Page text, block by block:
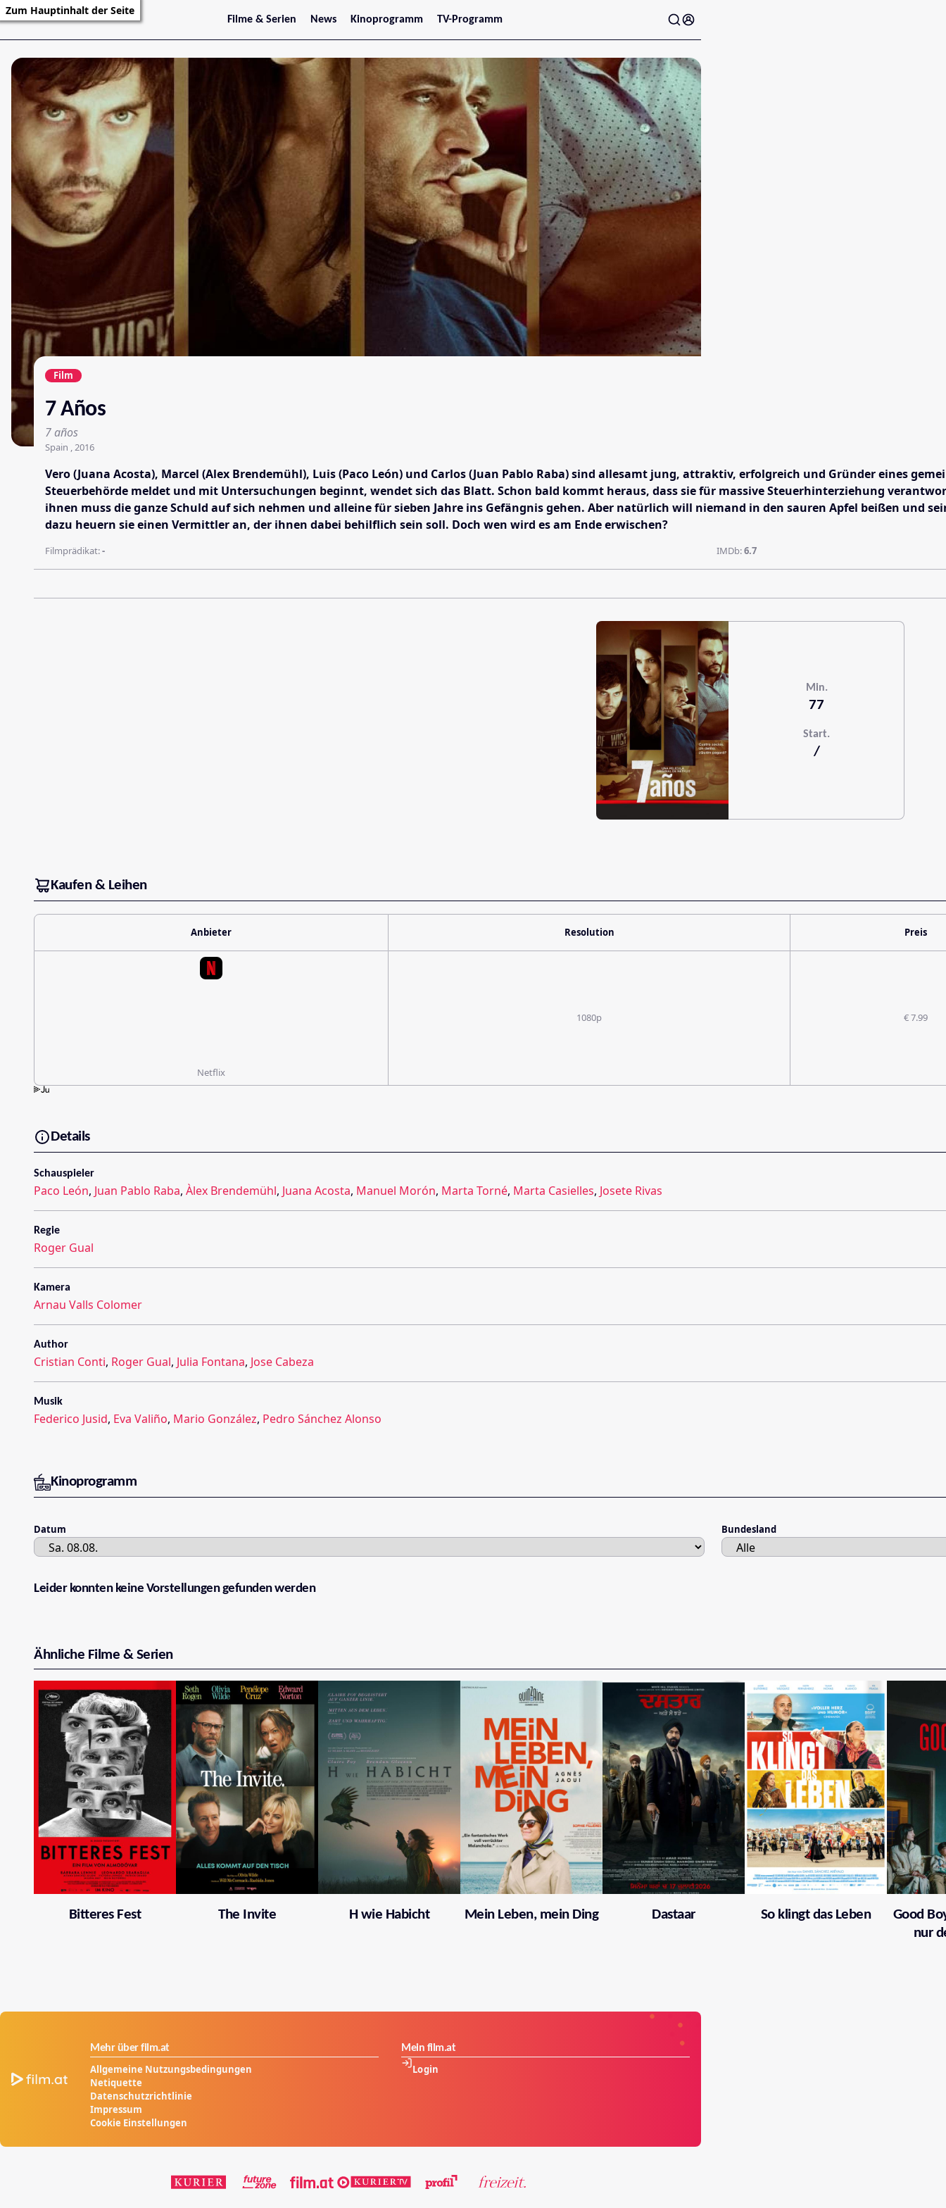
Zum Hauptinhalt der Seite
Filme & Serien
Trailer
Filmarchiv
News
Stars
Kinoprogramm
Jetzt im Kino
Wien
Niederösterreich
Oberösterreich
Burgenland
Kärnten
Tirol
Vorarlberg
TV-Programm
Film
7 Años
7 años
Spain , 2016
Vero (Juana Acosta), Marcel (Alex Brendemühl), Luis (Paco León) und Carlos (Juan Pablo Raba) sind allesamt jung, attraktiv, erfolgreich und Gründer eines
Steuerbehörde meldet und mit Untersuchungen beginnt, wendet sich das Blatt. Schon bald kommt heraus, dass sie für massive Steuerhinterziehung
ihnen muss die ganze Schuld auf sich nehmen und alleine für sieben Jahre ins Gefängnis gehen. Aber natürlich will niemand in den sauren Apfel beißen und
dazu heuern sie einen Vermittler an, der ihnen dabei behilflich sein soll. Doch wen wird es am Ende erwischen?
Filmprädikat:- IMDb:6.7
Min.
77
Start.
/
Kaufen & Leihen
Anbieter Resolution Preis
Netflix
1080p € 7.99
Details
Schauspieler
Paco León, Juan Pablo Raba, Àlex Brendemühl, Juana Acosta, Manuel Morón, Marta Torné, Marta Casielles, Josete Rivas
Regie
Roger Gual
Kamera
Arnau Valls Colomer
Author
Cristian Conti, Roger Gual, Julia Fontana, Jose Cabeza
Musik
Federico Jusid, Eva Valiño, Mario González, Pedro Sánchez Alonso
Kinoprogramm
Datum Bundesland
Leider konnten keine Vorstellungen gefunden werden
Ähnliche Filme & Serien
Bitteres Fest The Invite H wie Habicht Mein Leben, mein Ding Dastaar So klingt das Leben
Good
nur
Mehr über film.at
Allgemeine Nutzungsbedingungen
Netiquette
Datenschutzrichtlinie
Impressum
Cookie Einstellungen
Mein film.at
Login